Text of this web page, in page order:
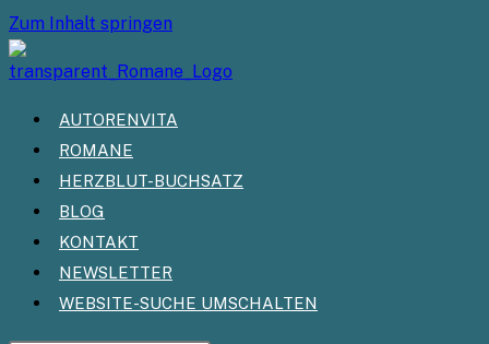
Zum Inhalt springen
AUTORENVITA
ROMANE
HERZBLUT-BUCHSATZ
BLOG
KONTAKT
NEWSLETTER
WEBSITE-SUCHE UMSCHALTEN